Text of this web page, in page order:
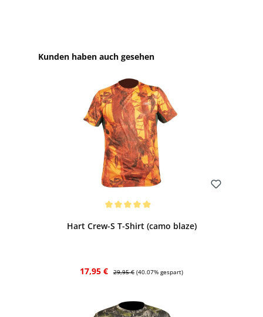
Produktgalerie überspringen
Kunden haben auch gesehen
Hart Crew-S T-Shirt (camo blaze)
Verkaufspreis:
17,95 € Regulärer Preis:
29,95 € (40.07% gespart)